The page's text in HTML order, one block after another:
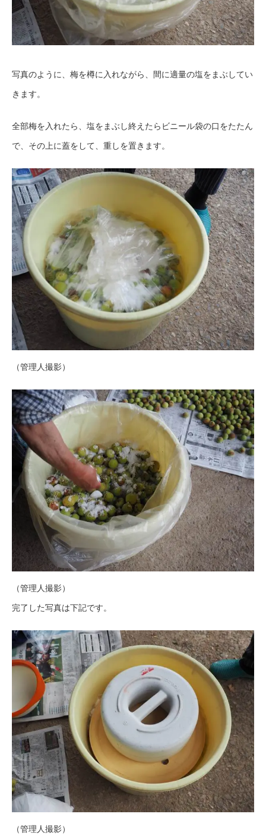
写真のように、梅を樽に入れながら、間に適量の塩をまぶしてい
きます。
全部梅を入れたら、塩をまぶし終えたらビニール袋の口をたたん
で、その上に蓋をして、重しを置きます。
（管理人撮影）
（管理人撮影）
完了した写真は下記です。
（管理人撮影）